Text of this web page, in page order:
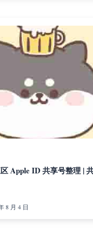
Apple ID 共享号整理 |
8 月 4 日